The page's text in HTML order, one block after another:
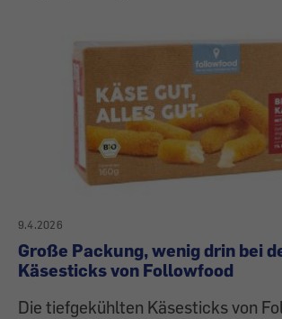
9.4.2026
Große Packung, wenig drin bei
Käsesticks von Followfood
Die tiefgekühlten Käsesticks von